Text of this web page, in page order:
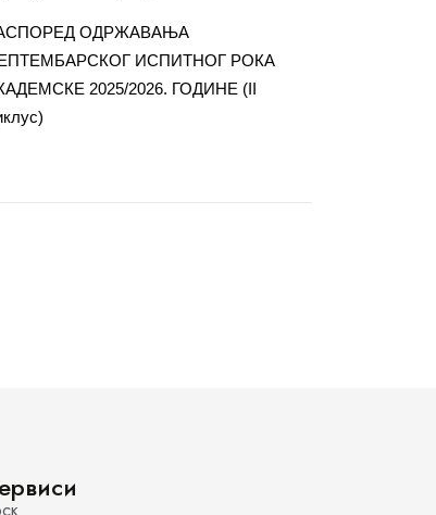
ОДРЖАВАЊА
ИСПИТНОГ РОКА
2025/2026. ГОДИНЕ (II